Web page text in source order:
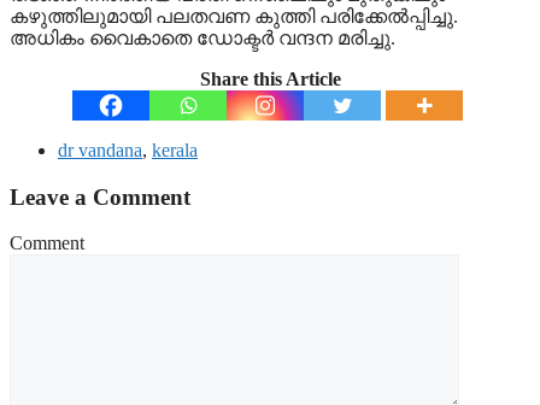
കഴുത്തിലുമായി പലതവണ കുത്തി പരിക്കേല്‍പ്പിച്ചു.
അധികം വൈകാതെ ഡോക്ടര്‍ വന്ദന മരിച്ചു.
Share this Article
dr vandana, kerala
Leave a Comment
Comment